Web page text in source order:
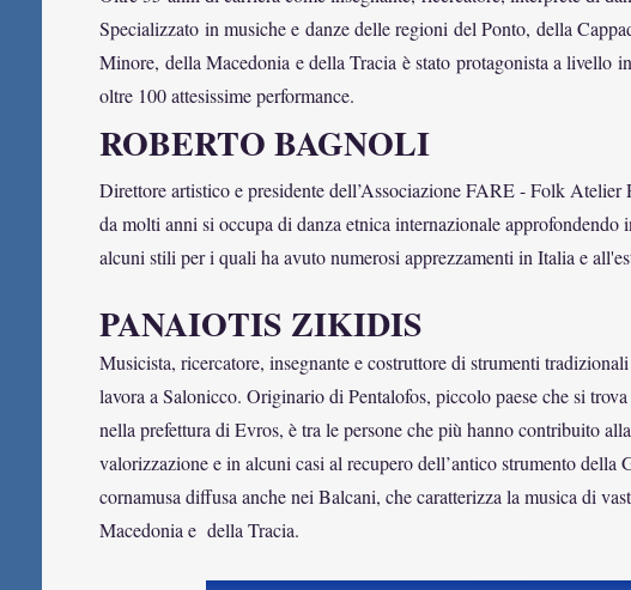
Specializzato in musiche e danze delle regioni del Ponto, della
Minore, della Macedonia e della Tracia è stato protagonista a livello
oltre 100 attesissime performance.
ROBERTO BAGNOLI
Direttore artistico e presidente dell’Associazione FARE - Folk Atelier
da molti anni si occupa di danza etnica internazionale approfondendo
alcuni stili per i quali ha avuto numerosi apprezzamenti in Italia e
PANAIOTIS ZIKIDIS
Musicista, ricercatore, insegnante e costruttore di strumenti
lavora a Salonicco. Originario di Pentalofos, piccolo paese che si
nella prefettura di Evros, è tra le persone che più hanno contribuito alla
valorizzazione e in alcuni casi al recupero dell’antico strumento della
cornamusa diffusa anche nei Balcani, che caratterizza la musica di
Macedonia e della Tracia.